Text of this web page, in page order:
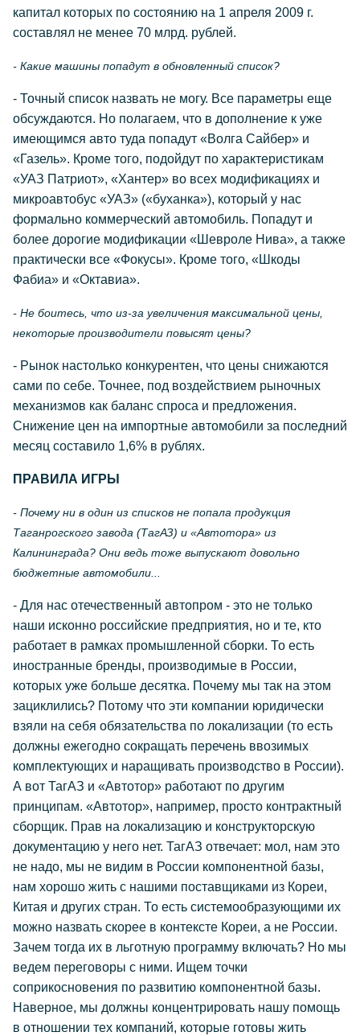
капитал которых по состоянию на 1 апреля 2009 г.
составлял не менее 70 млрд. рублей.
- Какие машины попадут в обновленный список?
- Точный список назвать не могу. Все параметры еще
обсуждаются. Но полагаем, что в дополнение к уже
имеющимся авто туда попадут «Волга Сайбер» и
«Газель». Кроме того, подойдут по характеристикам
«УАЗ Патриот», «Хантер» во всех модификациях и
микроавтобус «УАЗ» («буханка»), который у нас
формально коммерческий автомобиль. Попадут и
более дорогие модификации «Шевроле Нива», а также
практически все «Фокусы». Кроме того, «Шкоды
Фабиа» и «Октавиа».
- Не боитесь, что из-за увеличения максимальной цены,
некоторые производители повысят цены?
- Рынок настолько конкурентен, что цены снижаются
сами по себе. Точнее, под воздействием рыночных
механизмов как баланс спроса и предложения.
Снижение цен на импортные автомобили за последний
месяц составило 1,6% в рублях.
ПРАВИЛА ИГРЫ
- Почему ни в один из списков не попала продукция
Таганрогского завода (ТагАЗ) и «Автотора» из
Калининграда? Они ведь тоже выпускают довольно
бюджетные автомобили...
- Для нас отечественный автопром - это не только
наши исконно российские предприятия, но и те, кто
работает в рамках промышленной сборки. То есть
иностранные бренды, производимые в России,
которых уже больше десятка. Почему мы так на этом
зациклились? Потому что эти компании юридически
взяли на себя обязательства по локализации (то есть
должны ежегодно сокращать перечень ввозимых
комплектующих и наращивать производство в России).
А вот ТагАЗ и «Автотор» работают по другим
принципам. «Автотор», например, просто контрактный
сборщик. Прав на локализацию и конструкторскую
документацию у него нет. ТагАЗ отвечает: мол, нам это
не надо, мы не видим в России компонентной базы,
нам хорошо жить с нашими поставщиками из Кореи,
Китая и других стран. То есть системообразующими их
можно назвать скорее в контексте Кореи, а не России.
Зачем тогда их в льготную программу включать? Но мы
ведем переговоры с ними. Ищем точки
соприкосновения по развитию компонентной базы.
Наверное, мы должны концентрировать нашу помощь
в отношении тех компаний, которые готовы жить